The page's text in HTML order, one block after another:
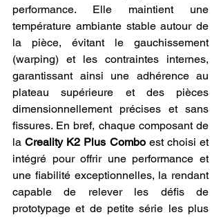
performance. Elle maintient une
température ambiante stable autour de
la pièce, évitant le gauchissement
(warping) et les contraintes internes,
garantissant ainsi une adhérence au
plateau supérieure et des pièces
dimensionnellement précises et sans
fissures. En bref, chaque composant de
la Creality K2 Plus Combo est choisi et
intégré pour offrir une performance et
une fiabilité exceptionnelles, la rendant
capable de relever les défis de
prototypage et de petite série les plus